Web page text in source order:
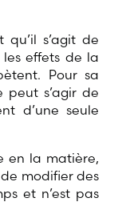
qu’il s’agit de
effets de la
Pour sa
peut s’agir de
d’une seule
en la matière,
modifier des
et n’est pas